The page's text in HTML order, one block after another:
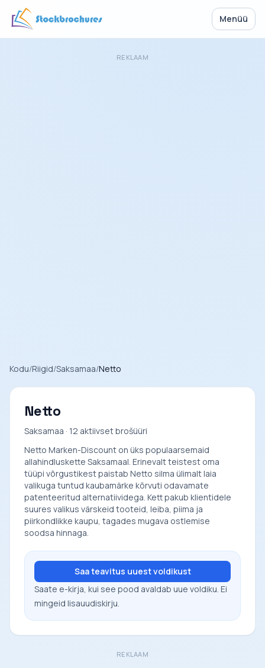
Menüü
REKLAAM
Kodu/Riigid/Saksamaa/Netto
Netto
Saksamaa · 12 aktiivset brošüüri
Netto Marken-Discount on üks populaarsemaid
allahindluskette Saksamaal. Erinevalt teistest oma
tüüpi võrgustikest paistab Netto silma ülimalt laia
valikuga tuntud kaubamärke kõrvuti odavamate
patenteeritud alternatiividega. Kett pakub klientidele
suures valikus värskeid tooteid, leiba, piima ja
piirkondlikke kaupu, tagades mugava ostlemise
soodsa hinnaga.
Saa teavitus uuest voldikust
Saate e-kirja, kui see pood avaldab uue voldiku. Ei
mingeid lisauudiskirju.
REKLAAM